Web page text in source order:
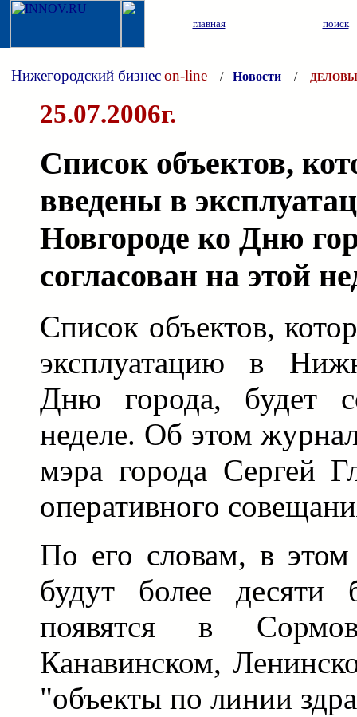
главная поиск
Нижегородский бизнесon-line / Новости /
25.07.2006г.
Список объектов,
введены в
Новгороде ко Дню
согласован на этой
Список объектов,
эксплуатацию в
Дню города, будет
неделе. Об этом
мэра города Сергей
оперативного
По его словам, в
будут более десяти
появятся в
Канавинском,
"объекты по линии